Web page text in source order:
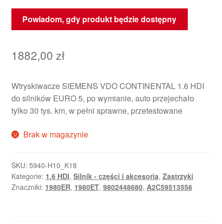
Powiadom, gdy produkt będzie dostępny
1882,00 zł
Wtryskiwacze SIEMENS VDO CONTINENTAL 1.6 HDI
do silników EURO 5, po wymianie, auto przejechało
tylko 30 tys. km, w pełni sprawne, przetestowane
Brak w magazynie
SKU: 5940-H10_K18
Kategorie: 1.6 HDI, Silnik - części i akcesoria, Zastrzyki
Znaczniki: 1980ER, 1980ET, 9802448680, A2C59513556